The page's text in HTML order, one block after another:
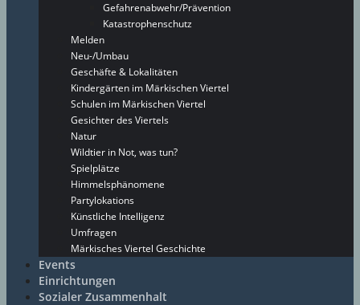
Gefahrenabwehr/Prävention
Katastrophenschutz
Melden
Neu-/Umbau
Geschäfte & Lokalitäten
Kindergärten im Märkischen Viertel
Schulen im Märkischen Viertel
Gesichter des Viertels
Natur
Wildtier in Not, was tun?
Spielplätze
Himmelsphänomene
Partylokations
Künstliche Intelligenz
Umfragen
Märkisches Viertel Geschichte
Events
Einrichtungen
Sozialer Zusammenhalt